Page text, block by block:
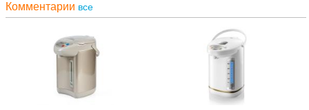
Комментарии все